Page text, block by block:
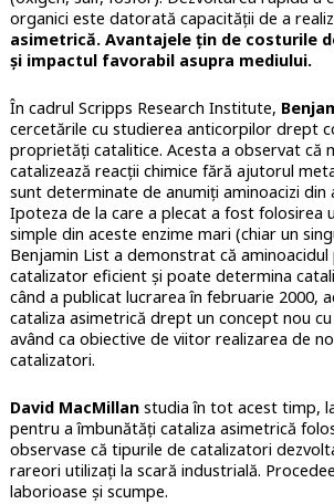
organici este datorată capacității de a
asimetrică. Avantajele țin de costurile
și impactul favorabil asupra mediului.
În cadrul Scripps Research Institute,
cercetările cu studierea anticorpilor drept
proprietăți catalitice. Acesta a observat că
catalizează reacții chimice fără ajutorul
sunt determinate de anumiți aminoacizi din
Ipoteza de la care a plecat a fost folosirea
simple din aceste enzime mari (chiar un
Benjamin List a demonstrat că aminoacidul
catalizator eficient și poate determina
când a publicat lucrarea în februarie 2000,
cataliza asimetrică drept un concept nou
având ca obiective de viitor realizarea de
catalizatori.
David MacMillanstudia în tot acest timp,
pentru a îmbunătăți cataliza asimetrică
observase că tipurile de catalizatori
rareori utilizați la scară industrială.
laborioase și scumpe.